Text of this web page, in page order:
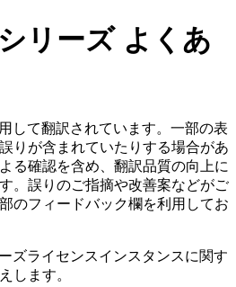
リーズ よくあ
して翻訳されています。一部の表
りが含まれていたりする場合があ
る確認を含め、翻訳品質の向上に
。誤りのご指摘や改善案などがご
のフィードバック欄を利用してお
ズライセンスインスタンスに関す
します。